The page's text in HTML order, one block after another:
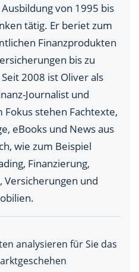
von 1995 bis
tätig. Er beriet zum
Finanzprodukten
bis zu
2008 ist Oliver als
Journalist und
stehen Fachtexte,
eBooks und News aus
wie zum Beispiel
Finanzierung,
Versicherungen und
analysieren für Sie das